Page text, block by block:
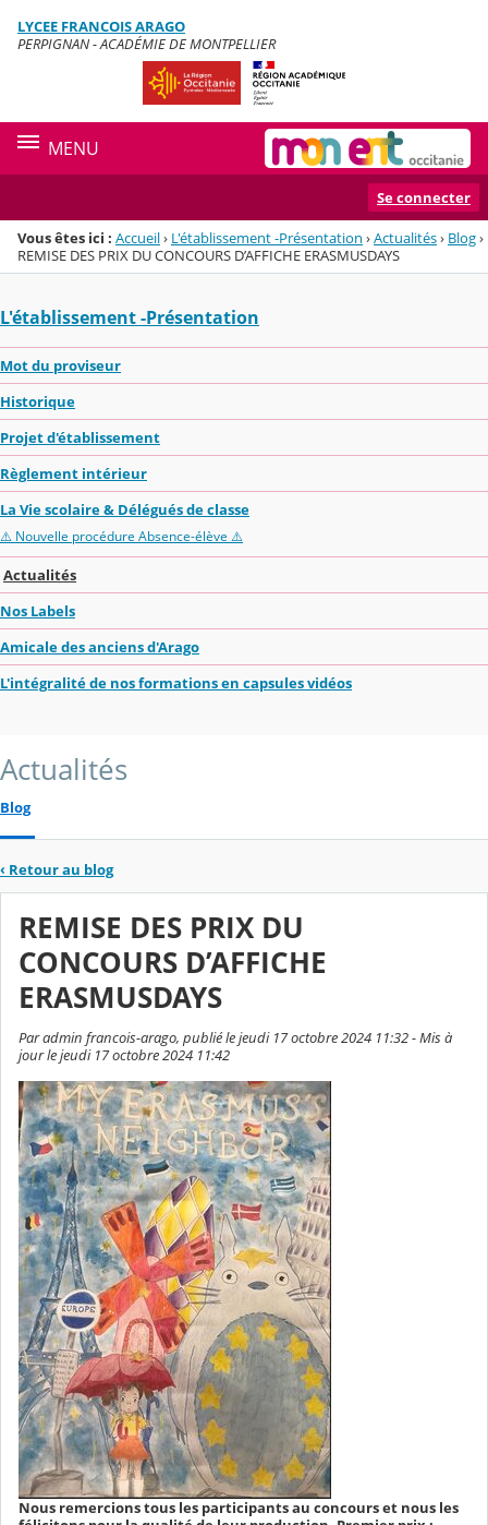
Menu de la rubrique
Contenu
LYCEE FRANCOIS ARAGO
PERPIGNAN - ACADÉMIE DE MONTPELLIER
MENU
Se connecter
Vous êtes ici : Accueil› L'établissement -Présentation ›Actualités› Blog›
REMISE DES PRIX DU CONCOURS D’AFFICHE ERASMUSDAYS
L'établissement -Présentation
Mot du proviseur
Historique
Projet d'établissement
Règlement intérieur
La Vie scolaire & Délégués de classe
⚠️ Nouvelle procédure Absence-élève ⚠️
Actualités
Nos Labels
Amicale des anciens d'Arago
L'intégralité de nos formations en capsules vidéos
Actualités
Blog
‹ Retour au blog
REMISE DES PRIX DU
CONCOURS D’AFFICHE
ERASMUSDAYS
Par admin francois-arago, publié le jeudi 17 octobre 2024 11:32 - Mis à
jour le jeudi 17 octobre 2024 11:42
Nous remercions tous les participants au concours et nous les